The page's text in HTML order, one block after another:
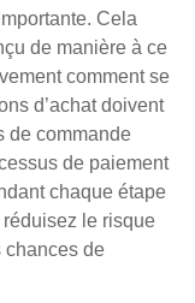
Cela
de manière à ce
comment se
d’achat doivent
de commande
de paiement
chaque étape
le risque
chances de